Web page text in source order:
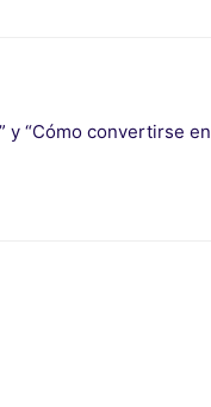
y “Cómo convertirse en